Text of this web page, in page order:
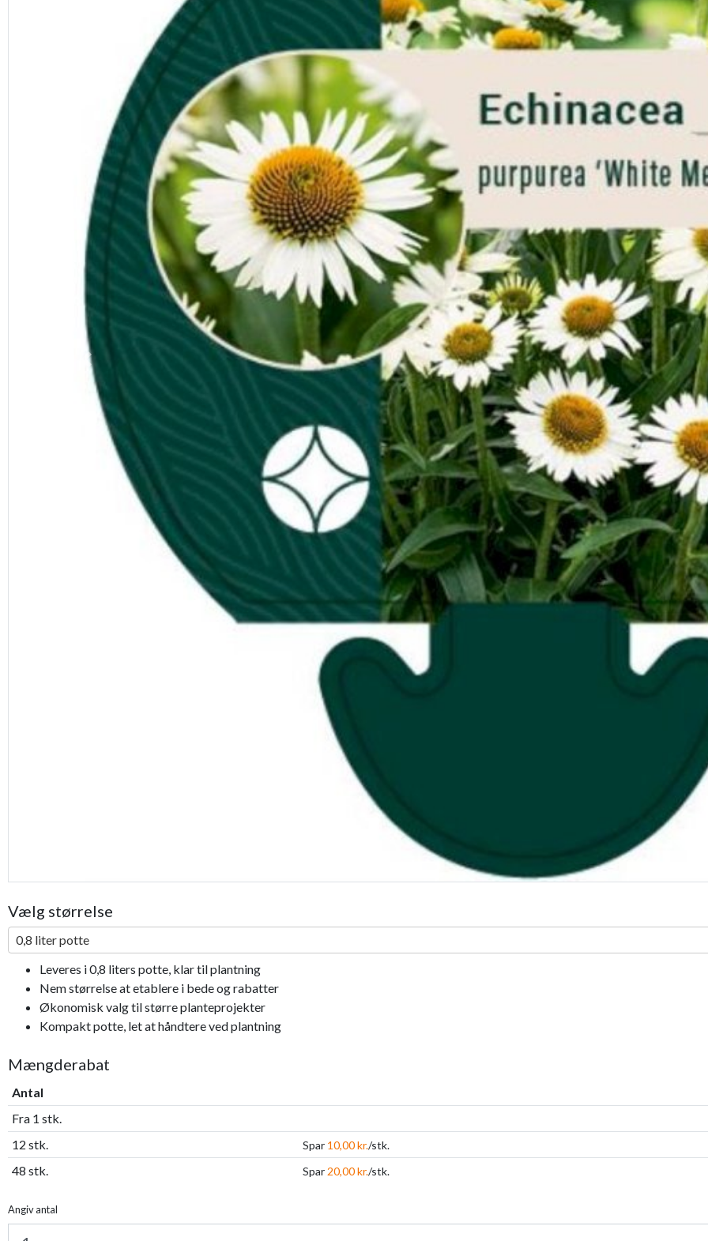
Previous
Vælg størrelse
0,8 liter potte
Leveres i 0,8 liters potte, klar til plantning
Nem størrelse at etablere i bede og rabatter
Økonomisk valg til større planteprojekter
Kompakt potte, let at håndtere ved plantning
Mængderabat
Antal
Fra 1 stk.
12 stk.
Spar 10,00 kr./stk.
48 stk. Spar 20,00 kr./stk.
Angiv antal